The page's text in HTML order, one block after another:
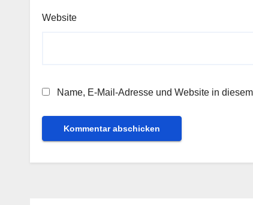
Website
Name, E-Mail-Adresse und Website in